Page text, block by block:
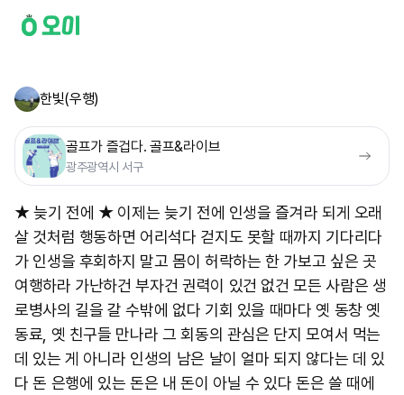
한빛(우행)
골프가 즐겁다. 골프&라이브
광주광역시 서구
★ 늦기 전에 ★ 이제는 늦기 전에 인생을 즐겨라 되게 오래
살 것처럼 행동하면 어리석다 걷지도 못할 때까지 기다리다
가 인생을 후회하지 말고 몸이 허락하는 한 가보고 싶은 곳
여행하라 가난하건 부자건 권력이 있건 없건 모든 사람은 생
로병사의 길을 갈 수밖에 없다 기회 있을 때마다 옛 동창 옛
동료, 옛 친구들 만나라 그 회동의 관심은 단지 모여서 먹는
데 있는 게 아니라 인생의 남은 날이 얼마 되지 않다는 데 있
다 돈 은행에 있는 돈은 내 돈이 아닐 수 있다 돈은 쓸 때에